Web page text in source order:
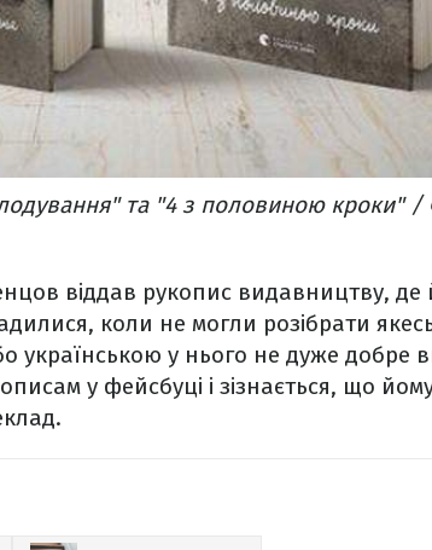
та "4 з половиною кроки"
віддав рукопис видавництву, де
коли не могли розібрати
українською у нього не дуже добре
у фейсбуці і зізнається, що